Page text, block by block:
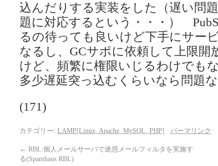
込んだりする実装をした（遅い問
題に対応するという・・・）
るの待っても良いけど下手にサー
なるし、GCサポに依頼して上限
けど、頻繁に権限いじるわけでも
多少遅延突っ込むくらいなら問題
(171)
カテゴリー: LAMP[Linux, Apache, MySQL, PHP] パーマリンク
← RBL:個人メールサーバで迷惑メールフィルタを実施す
る(Spamhaus RBL)